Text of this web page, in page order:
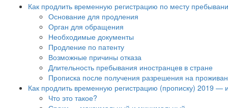
Как продлить временную регистрацию по месту
Основание для продления
Орган для обращения
Необходимые документы
Продление по патенту
Возможные причины отказа
Длительность пребывания иностранцев в стране
Прописка после получения разрешения на
Как продлить временную регистрацию (прописку) 2019 —
Что это такое?